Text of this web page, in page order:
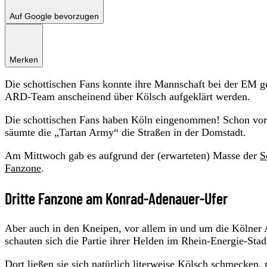
Auf Google bevorzugen
Merken
Die schottischen Fans konnte ihre Mannschaft bei der EM
ARD-Team anscheinend über Kölsch aufgeklärt werden.
Die schottischen Fans haben Köln eingenommen! Schon
säumte die „Tartan Army“ die Straßen in der Domstadt.
Am Mittwoch gab es aufgrund der (erwarteten) Masse der
Fanzone.
Dritte Fanzone am Konrad-Adenauer-Ufer
Aber auch in den Kneipen, vor allem in und um die Kölner
schauten sich die Partie ihrer Helden im Rhein-Energie-
Dort ließen sie sich natürlich literweise Kölsch